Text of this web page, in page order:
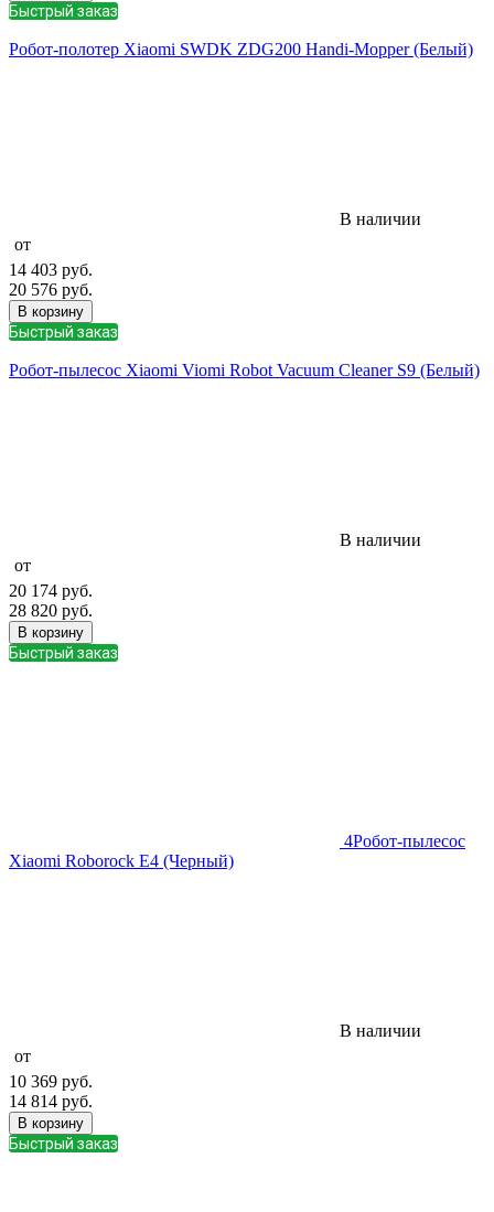
Быстрый заказ
Робот-полотер Xiaomi SWDK ZDG200 Handi-Mopper (Белый)
В наличии
от
14 403 руб.
20 576 руб.
В корзину
Быстрый заказ
Робот-пылесос Xiaomi Viomi Robot Vacuum Cleaner S9 (Белый)
В наличии
от
20 174 руб.
28 820 руб.
В корзину
Быстрый заказ
4Робот-пылесос
Xiaomi Roborock E4 (Черный)
В наличии
от
10 369 руб.
14 814 руб.
В корзину
Быстрый заказ